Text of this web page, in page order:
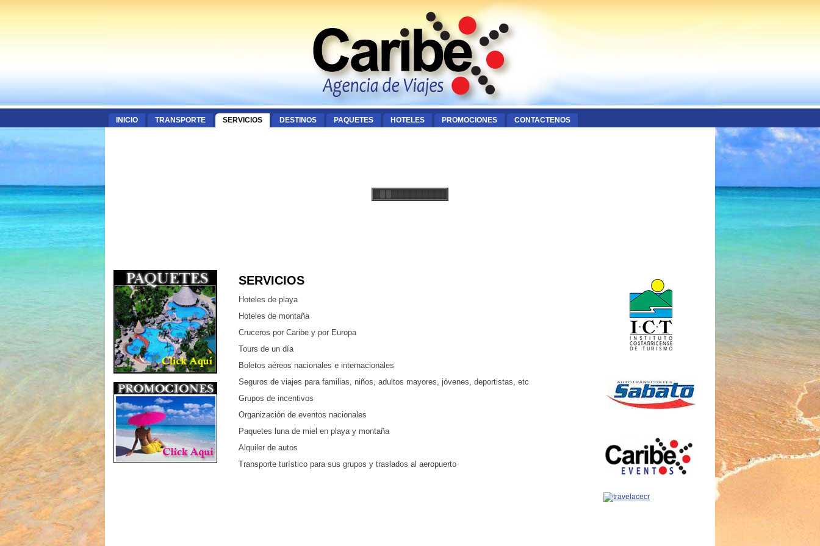
INICIO TRANSPORTE SERVICIOS DESTINOS PAQUETES HOTELES PROMOCIONES CONTACTENOS
SERVICIOS
Hoteles de playa
Hoteles de montaña
Cruceros por Caribe y por Europa
Tours de un día
Boletos aéreos nacionales e internacionales
Seguros de viajes para familias, niños, adultos mayores, jóvenes, deportistas, etc
Grupos de incentivos
Organización de eventos nacionales
Paquetes luna de miel en playa y montaña
Alquiler de autos
Transporte turístico para sus grupos y traslados al aeropuerto